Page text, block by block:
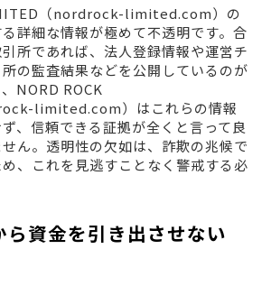
（nordrock-limited.com）の
詳細な情報が極めて不透明です。合
所であれば、法人登録情報や運営チ
の監査結果などを公開しているのが
NORD ROCK
limited.com）はこれらの情報
、信頼できる証拠が全くと言って良
ん。透明性の欠如は、詐欺の兆候で
、これを見逃すことなく警戒する必
資金を引き出させない